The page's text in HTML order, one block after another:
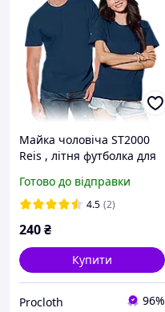
Майка чоловіча ST2000
Reis , літня футболка для
Готово до відправки
4.5 (2)
240₴
Купити
Procloth 96%